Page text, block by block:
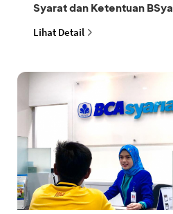
Syarat dan Ketentuan BSya
Lihat Detail